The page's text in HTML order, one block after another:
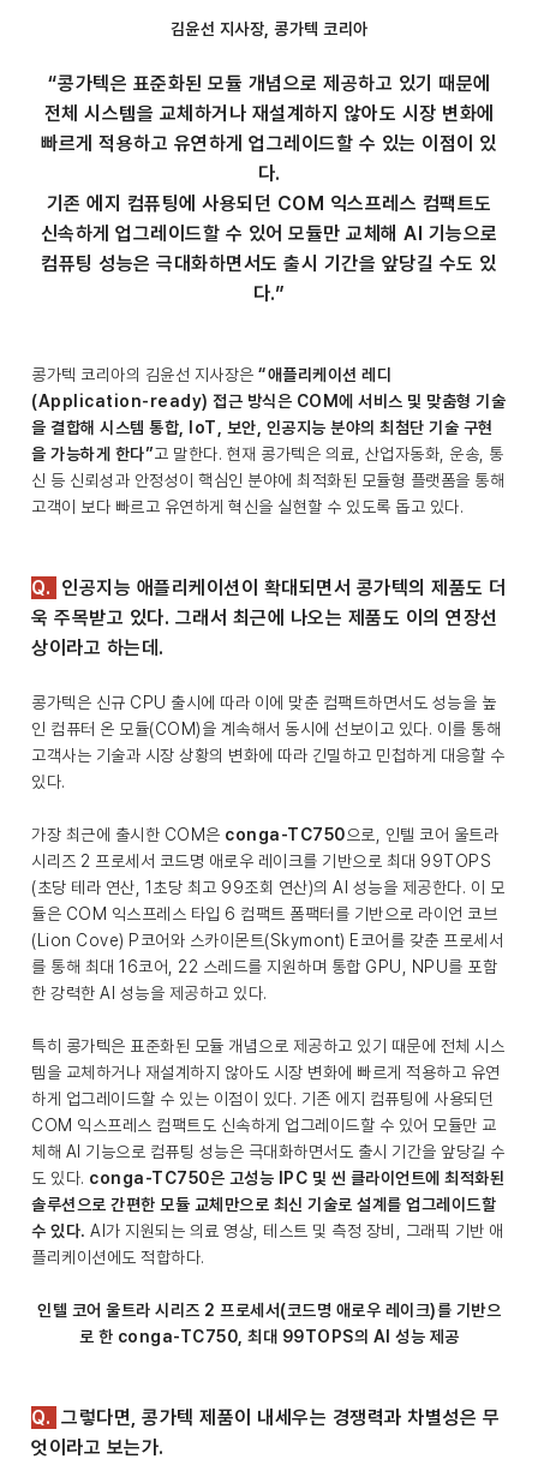
김윤선 지사장, 콩가텍 코리아
“콩가텍은 표준화된 모듈 개념으로 제공하고 있기 때문에
전체 시스템을 교체하거나 재설계하지 않아도 시장 변화에
빠르게 적용하고 유연하게 업그레이드할 수 있는 이점이 있
다.
기존 에지 컴퓨팅에 사용되던 COM 익스프레스 컴팩트도
신속하게 업그레이드할 수 있어 모듈만 교체해 AI 기능으로
컴퓨팅 성능은 극대화하면서도 출시 기간을 앞당길 수도 있
다.”
콩가텍 코리아의 김윤선 지사장은 “애플리케이션 레디
(Application-ready) 접근 방식은 COM에 서비스 및 맞춤형 기술
을 결합해 시스템 통합, IoT, 보안, 인공지능 분야의 최첨단 기술 구현
을 가능하게 한다”고 말한다. 현재 콩가텍은 의료, 산업자동화, 운송, 통
신 등 신뢰성과 안정성이 핵심인 분야에 최적화된 모듈형 플랫폼을 통해
고객이 보다 빠르고 유연하게 혁신을 실현할 수 있도록 돕고 있다.
Q. 인공지능 애플리케이션이 확대되면서 콩가텍의 제품도 더
욱 주목받고 있다. 그래서 최근에 나오는 제품도 이의 연장선
상이라고 하는데.
콩가텍은 신규 CPU 출시에 따라 이에 맞춘 컴팩트하면서도 성능을 높
인 컴퓨터 온 모듈(COM)을 계속해서 동시에 선보이고 있다. 이를 통해
고객사는 기술과 시장 상황의 변화에 따라 긴밀하고 민첩하게 대응할 수
있다.
가장 최근에 출시한 COM은 conga-TC750으로, 인텔 코어 울트라
시리즈 2 프로세서 코드명 애로우 레이크를 기반으로 최대 99TOPS
(초당 테라 연산, 1초당 최고 99조회 연산)의 AI 성능을 제공한다. 이 모
듈은 COM 익스프레스 타입 6 컴팩트 폼팩터를 기반으로 라이언 코브
(Lion Cove) P코어와 스카이몬트(Skymont) E코어를 갖춘 프로세서
를 통해 최대 16코어, 22 스레드를 지원하며 통합 GPU, NPU를 포함
한 강력한 AI 성능을 제공하고 있다.
특히 콩가텍은 표준화된 모듈 개념으로 제공하고 있기 때문에 전체 시스
템을 교체하거나 재설계하지 않아도 시장 변화에 빠르게 적용하고 유연
하게 업그레이드할 수 있는 이점이 있다. 기존 에지 컴퓨팅에 사용되던
COM 익스프레스 컴팩트도 신속하게 업그레이드할 수 있어 모듈만 교
체해 AI 기능으로 컴퓨팅 성능은 극대화하면서도 출시 기간을 앞당길 수
도 있다. conga-TC750은 고성능 IPC 및 씬 클라이언트에 최적화된
솔루션으로 간편한 모듈 교체만으로 최신 기술로 설계를 업그레이드할
수 있다. AI가 지원되는 의료 영상, 테스트 및 측정 장비, 그래픽 기반 애
플리케이션에도 적합하다.
인텔 코어 울트라 시리즈 2 프로세서(코드명 애로우 레이크)를 기반으
로 한 conga-TC750, 최대 99TOPS의 AI 성능 제공
Q. 그렇다면, 콩가텍 제품이 내세우는 경쟁력과 차별성은 무
엇이라고 보는가.